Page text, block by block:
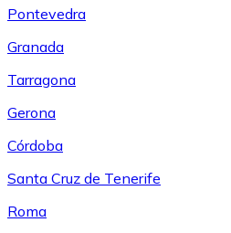
Pontevedra
Granada
Tarragona
Gerona
Córdoba
Santa Cruz de Tenerife
Roma